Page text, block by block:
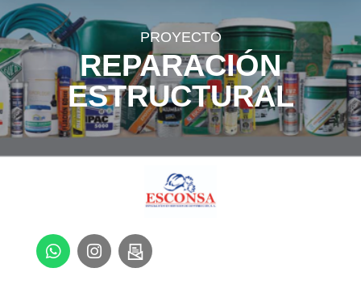
PROYECTO
REPARACIÓN
ESTRUCTURAL